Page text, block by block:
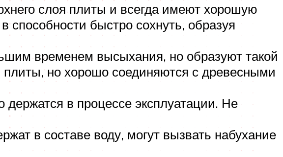
слоя плиты и всегда имеют хорошую
быстро сохнуть, образуя
временем высыхания, но образуют такой
но хорошо соединяются с древесными
в процессе эксплуатации. Не
в составе воду, могут вызвать набухание